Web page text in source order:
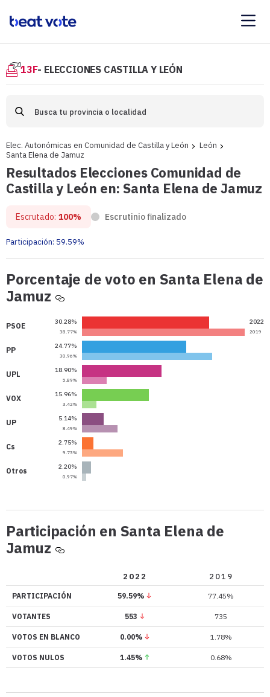
13F- ELECCIONES CASTILLA Y LEÓN
Elec. Autonómicas en Comunidad de Castilla y León
León
Santa Elena de Jamuz
Resultados Elecciones Comunidad de
Castilla y León en: Santa Elena de Jamuz
Escrutado: 100% Escrutinio finalizado
Participación: 59.59%
Porcentaje de voto en Santa Elena de
Jamuz Porcentaje
voto
en
Santa
Elena
de
Jamuz
PSOE 30.28%
38.77%
2022
2019
PP 24.77%
30.96%
UPL 18.90%
5.89%
VOX 15.96%
3.42%
UP 5.14%
8.49%
Cs 2.75%
9.73%
Otros 2.20%
0.97%
Participación en Santa Elena de
JamuzParticipación
Elena
de
2022 2019
PARTICIPACIÓN 59.59% 77.45%
VOTANTES 553 735
VOTOS EN BLANCO 0.00% 1.78%
VOTOS NULOS 1.45% 0.68%